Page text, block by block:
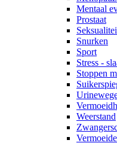
Mentaal
Prostaat
Snurken
Sport
Stress -
Stoppen
Weerstand